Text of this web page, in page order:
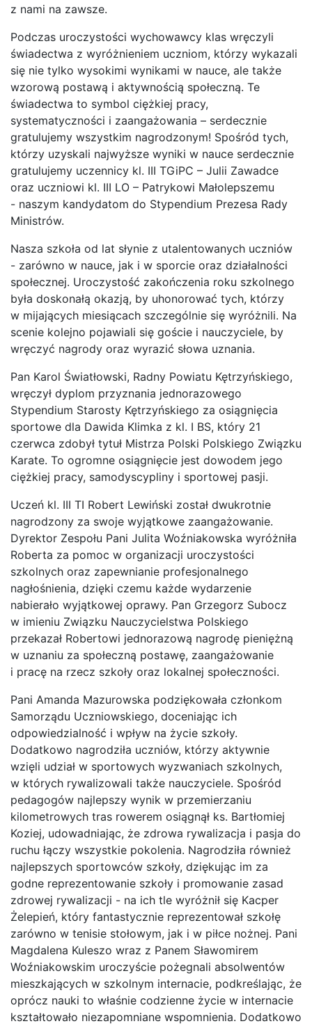
z nami na zawsze.
Podczas uroczystości wychowawcy klas wręczyli
świadectwa z wyróżnieniem uczniom, którzy wykazali
się nie tylko wysokimi wynikami w nauce, ale także
wzorową postawą i aktywnością społeczną. Te
świadectwa to symbol ciężkiej pracy,
systematyczności i zaangażowania – serdecznie
gratulujemy wszystkim nagrodzonym! Spośród tych,
którzy uzyskali najwyższe wyniki w nauce serdecznie
gratulujemy uczennicy kl. III TGiPC – Julii Zawadce
oraz uczniowi kl. III LO – Patrykowi Małolepszemu
- naszym kandydatom do Stypendium Prezesa Rady
Ministrów.
Nasza szkoła od lat słynie z utalentowanych uczniów
- zarówno w nauce, jak i w sporcie oraz działalności
społecznej. Uroczystość zakończenia roku szkolnego
była doskonałą okazją, by uhonorować tych, którzy
w mijających miesiącach szczególnie się wyróżnili. Na
scenie kolejno pojawiali się goście i nauczyciele, by
wręczyć nagrody oraz wyrazić słowa uznania.
Pan Karol Światłowski, Radny Powiatu Kętrzyńskiego,
wręczył dyplom przyznania jednorazowego
Stypendium Starosty Kętrzyńskiego za osiągnięcia
sportowe dla Dawida Klimka z kl. I BS, który 21
czerwca zdobył tytuł Mistrza Polski Polskiego Związku
Karate. To ogromne osiągnięcie jest dowodem jego
ciężkiej pracy, samodyscypliny i sportowej pasji.
Uczeń kl. III TI Robert Lewiński został dwukrotnie
nagrodzony za swoje wyjątkowe zaangażowanie.
Dyrektor Zespołu Pani Julita Woźniakowska wyróżniła
Roberta za pomoc w organizacji uroczystości
szkolnych oraz zapewnianie profesjonalnego
nagłośnienia, dzięki czemu każde wydarzenie
nabierało wyjątkowej oprawy. Pan Grzegorz Subocz
w imieniu Związku Nauczycielstwa Polskiego
przekazał Robertowi jednorazową nagrodę pieniężną
w uznaniu za społeczną postawę, zaangażowanie
i pracę na rzecz szkoły oraz lokalnej społeczności.
Pani Amanda Mazurowska podziękowała członkom
Samorządu Uczniowskiego, doceniając ich
odpowiedzialność i wpływ na życie szkoły.
Dodatkowo nagrodziła uczniów, którzy aktywnie
wzięli udział w sportowych wyzwaniach szkolnych,
w których rywalizowali także nauczyciele. Spośród
pedagogów najlepszy wynik w przemierzaniu
kilometrowych tras rowerem osiągnął ks. Bartłomiej
Koziej, udowadniając, że zdrowa rywalizacja i pasja do
ruchu łączy wszystkie pokolenia. Nagrodziła również
najlepszych sportowców szkoły, dziękując im za
godne reprezentowanie szkoły i promowanie zasad
zdrowej rywalizacji - na ich tle wyróżnił się Kacper
Żelepień, który fantastycznie reprezentował szkołę
zarówno w tenisie stołowym, jak i w piłce nożnej. Pani
Magdalena Kuleszo wraz z Panem Sławomirem
Woźniakowskim uroczyście pożegnali absolwentów
mieszkających w szkolnym internacie, podkreślając, że
oprócz nauki to właśnie codzienne życie w internacie
kształtowało niezapomniane wspomnienia. Dodatkowo